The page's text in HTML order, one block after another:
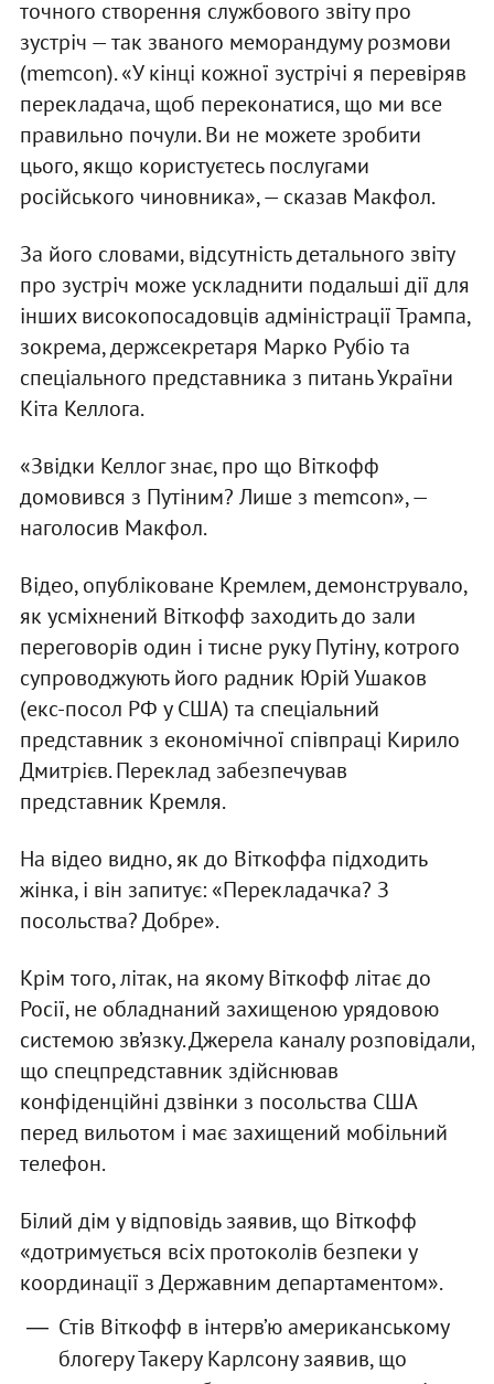
точного створення службового звіту про
зустріч — так званого меморандуму розмови
(memcon). «У кінці кожної зустрічі я перевіряв
перекладача, щоб переконатися, що ми все
правильно почули. Ви не можете зробити
цього, якщо користуєтесь послугами
російського чиновника», — сказав Макфол.
За його словами, відсутність детального звіту
про зустріч може ускладнити подальші дії для
інших високопосадовців адміністрації Трампа,
зокрема, держсекретаря Марко Рубіо та
спеціального представника з питань України
Кіта Келлога.
«Звідки Келлог знає, про що Віткофф
домовився з Путіним? Лише з memcon», —
наголосив Макфол.
Відео, опубліковане Кремлем, демонструвало,
як усміхнений Віткофф заходить до зали
переговорів один і тисне руку Путіну, котрого
супроводжують його радник Юрій Ушаков
(екс-посол РФ у США) та спеціальний
представник з економічної співпраці Кирило
Дмитрієв. Переклад забезпечував
представник Кремля.
На відео видно, як до Віткоффа підходить
жінка, і він запитує: «Перекладачка? З
посольства? Добре».
Крім того, літак, на якому Віткофф літає до
Росії, не обладнаний захищеною урядовою
системою зв’язку. Джерела каналу розповідали,
що спецпредставник здійснював
конфіденційні дзвінки з посольства США
перед вильотом і має захищений мобільний
телефон.
Білий дім у відповідь заявив, що Віткофф
«дотримується всіх протоколів безпеки у
координації з Державним департаментом».
Стів Віткофф в інтерв’ю американському
блогеру Такеру Карлсону заявив, що